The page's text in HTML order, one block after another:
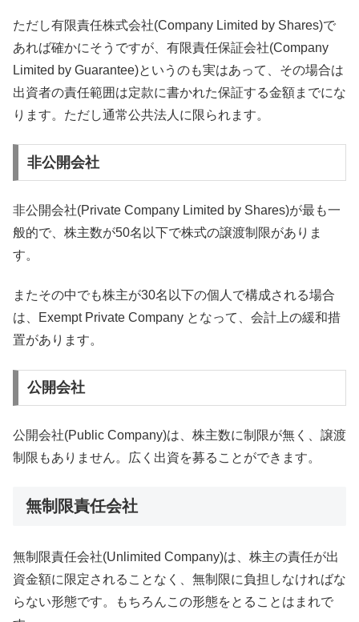
ただし有限責任株式会社(Company Limited by Shares)で
あれば確かにそうですが、有限責任保証会社(Company
Limited by Guarantee)というのも実はあって、その場合は
出資者の責任範囲は定款に書かれた保証する金額までにな
ります。ただし通常公共法人に限られます。
非公開会社
非公開会社(Private Company Limited by Shares)が最も一
般的で、株主数が50名以下で株式の譲渡制限がありま
す。
またその中でも株主が30名以下の個人で構成される場合
は、Exempt Private Company となって、会計上の緩和措
置があります。
公開会社
公開会社(Public Company)は、株主数に制限が無く、譲渡
制限もありません。広く出資を募ることができます。
無制限責任会社
無制限責任会社(Unlimited Company)は、株主の責任が出
資金額に限定されることなく、無制限に負担しなければな
らない形態です。もちろんこの形態をとることはまれで